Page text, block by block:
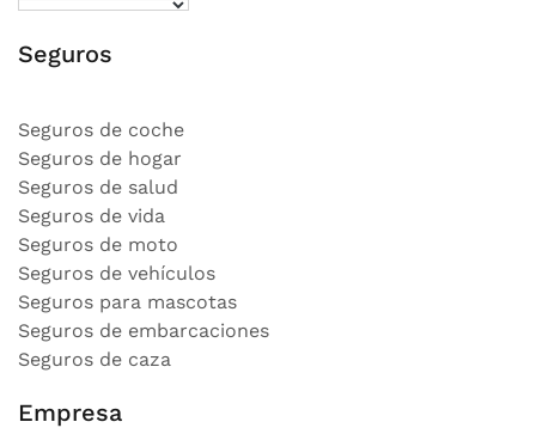
Seguros
Seguros de coche
Seguros de hogar
Seguros de salud
Seguros de vida
Seguros de moto
Seguros de vehículos
Seguros para mascotas
Seguros de embarcaciones
Seguros de caza
Empresa